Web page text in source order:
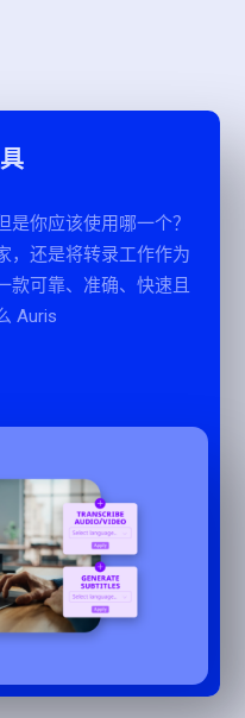
你应该使用哪一个？
，还是将转录工作作为
款可靠、准确、快速且
Auris